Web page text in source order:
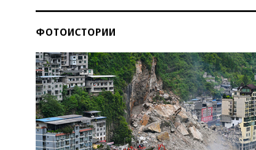
ФОТОИСТОРИИ